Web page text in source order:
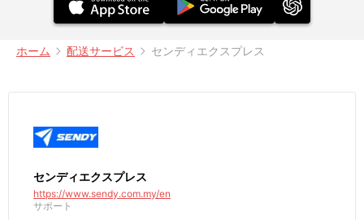
ホーム 配送サービス センディエクスプレス
センディエクスプレス
https://www.sendy.com.my/en
サポート